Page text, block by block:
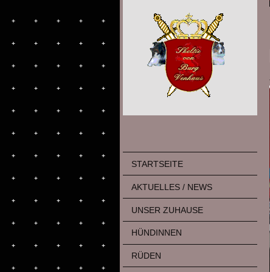
STARTSEITE
AKTUELLES / NEWS
UNSER ZUHAUSE
HÜNDINNEN
RÜDEN